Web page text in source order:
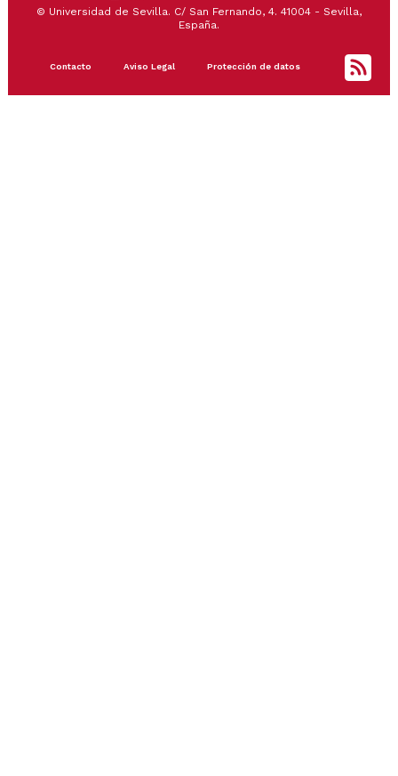
© Universidad de Sevilla. C/ San Fernando, 4. 41004 - Sevilla,
España.
Footer
menu
Contacto Aviso Legal Protección de datos